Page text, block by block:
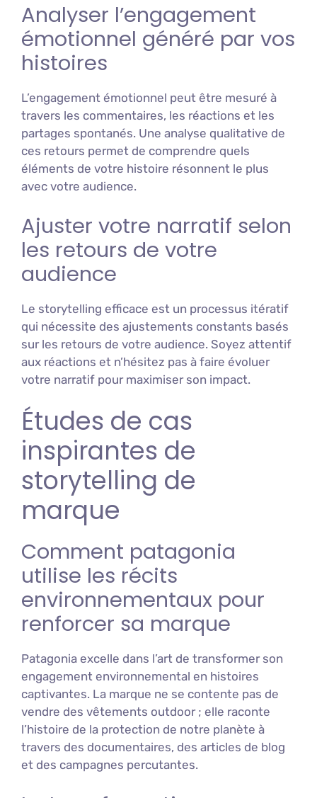
Analyser l’engagement
émotionnel généré par vos
histoires
L’engagement émotionnel peut être mesuré à
travers les commentaires, les réactions et les
partages spontanés. Une analyse qualitative de
ces retours permet de comprendre quels
éléments de votre histoire résonnent le plus
avec votre audience.
Ajuster votre narratif selon
les retours de votre
audience
Le storytelling efficace est un processus itératif
qui nécessite des ajustements constants basés
sur les retours de votre audience. Soyez attentif
aux réactions et n’hésitez pas à faire évoluer
votre narratif pour maximiser son impact.
Études de cas
inspirantes de
storytelling de
marque
Comment patagonia
utilise les récits
environnementaux pour
renforcer sa marque
Patagonia excelle dans l’art de transformer son
engagement environnemental en histoires
captivantes. La marque ne se contente pas de
vendre des vêtements outdoor ; elle raconte
l’histoire de la protection de notre planète à
travers des documentaires, des articles de blog
et des campagnes percutantes.